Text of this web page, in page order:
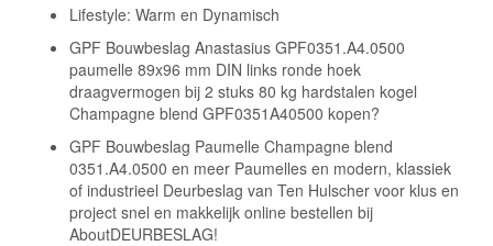
Lifestyle: Warm en Dynamisch
GPF Bouwbeslag Anastasius GPF0351.A4.0500
paumelle 89x96 mm DIN links ronde hoek
draagvermogen bij 2 stuks 80 kg hardstalen kogel
Champagne blend GPF0351A40500 kopen?
GPF Bouwbeslag Paumelle Champagne blend
0351.A4.0500 en meer Paumelles en modern, klassiek
of industrieel Deurbeslag van Ten Hulscher voor klus en
project snel en makkelijk online bestellen bij
AboutDEURBESLAG!